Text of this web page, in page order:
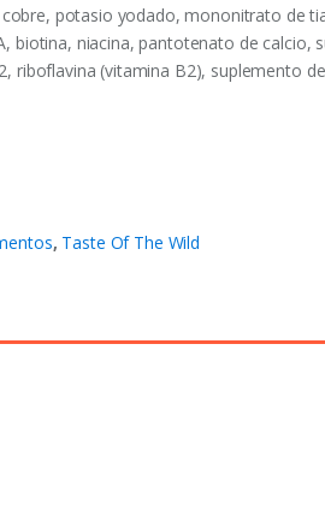
potasio yodado, mononitrato de
biotina, niacina, pantotenato de
riboflavina (vitamina B2), suplemento
, Taste Of The Wild